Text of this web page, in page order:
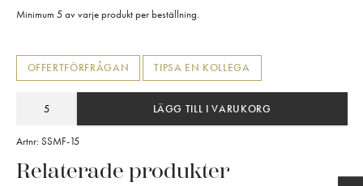
Minimum 5 av varje produkt per beställning.
OFFERTFÖRFRÅGAN TIPSA EN KOLLEGA
LÄGG TILL I VARUKORG
Artnr: SSMF-15
Relaterade produkter